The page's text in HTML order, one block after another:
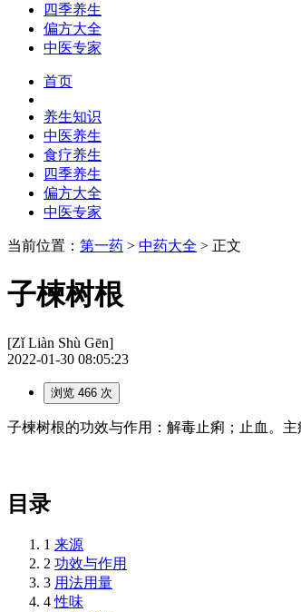
四季养生
偏方大全
中医专家
首页
养生知识
中医养生
食疗养生
四季养生
偏方大全
中医专家
当前位置： 第一药 > 中药大全 > 正文
子楝树根
[Zǐ Liàn Shù Gēn]
2022-01-30 08:05:23
浏览 466 次
子楝树根的功效与作用：解毒止痢；止血。
目录
1 来源
2 功效与作用
3 用法用量
4 性味